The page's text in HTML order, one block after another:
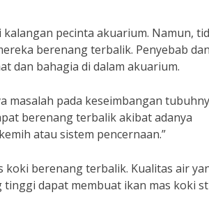
pecinta akuarium. Namun,
berenang terbalik. Penyebab
dan bahagia di dalam akuarium.
masalah pada keseimbangan
berenang terbalik akibat adanya
atau sistem pencernaan.”
berenang terbalik. Kualitas air
dapat membuat ikan mas koki